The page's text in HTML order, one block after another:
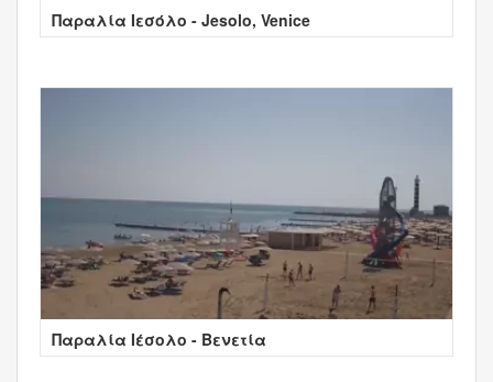
Παραλία Ιεσόλο - Jesolo, Venice
Παραλία Ιέσολο - Βενετία